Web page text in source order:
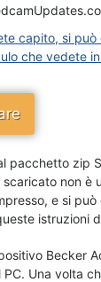
capito, si può
che vedete
pacchetto zip
non è
e si
istruzioni
Becker
PC. Una volta